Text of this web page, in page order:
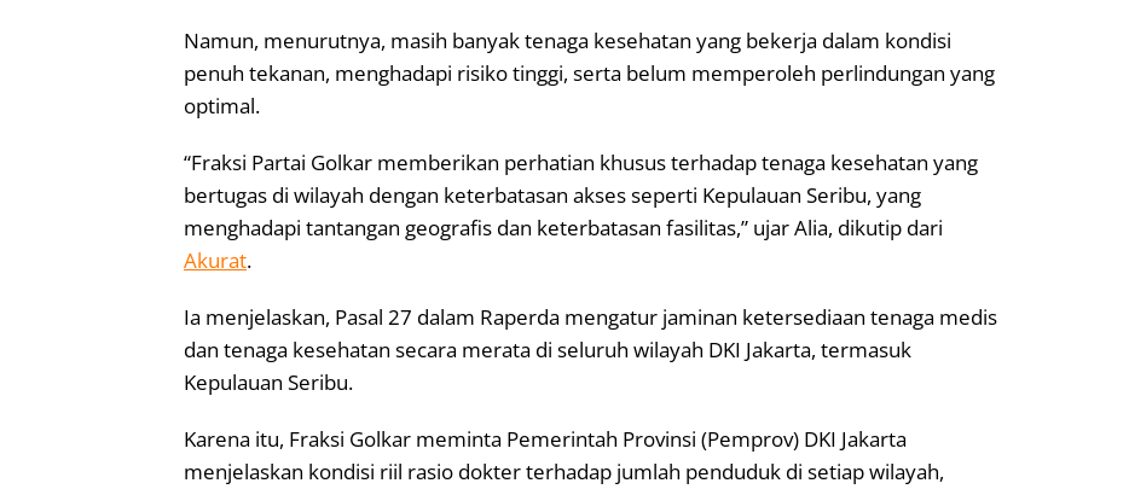
Namun, menurutnya, masih banyak tenaga kesehatan yang bekerja dalam kondisi
penuh tekanan, menghadapi risiko tinggi, serta belum memperoleh perlindungan yang
optimal.
“Fraksi Partai Golkar memberikan perhatian khusus terhadap tenaga kesehatan yang
bertugas di wilayah dengan keterbatasan akses seperti Kepulauan Seribu, yang
menghadapi tantangan geografis dan keterbatasan fasilitas,” ujar Alia, dikutip dari
Akurat.
Ia menjelaskan, Pasal 27 dalam Raperda mengatur jaminan ketersediaan tenaga medis
dan tenaga kesehatan secara merata di seluruh wilayah DKI Jakarta, termasuk
Kepulauan Seribu.
Karena itu, Fraksi Golkar meminta Pemerintah Provinsi (Pemprov) DKI Jakarta
menjelaskan kondisi riil rasio dokter terhadap jumlah penduduk di setiap wilayah,